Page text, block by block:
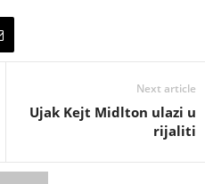
Next article
Ujak Kejt Midlton ulazi u
rijaliti